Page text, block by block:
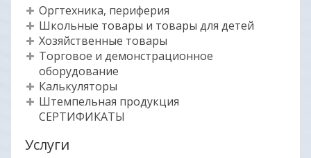
Оргтехника, периферия
Школьные товары и товары для детей
Хозяйственные товары
Торговое и демонстрационное
оборудование
Калькуляторы
Штемпельная продукция
СЕРТИФИКАТЫ
Услуги